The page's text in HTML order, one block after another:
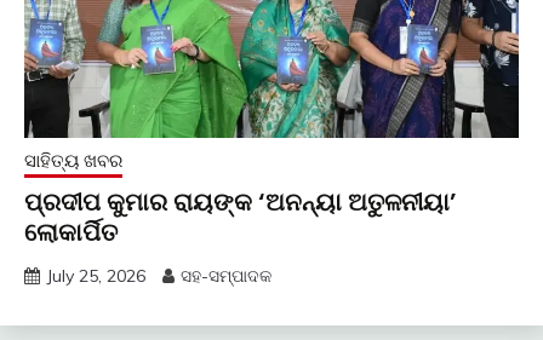
ସାହିତ୍ୟ ଖବର
ପ୍ରଦୀପ କୁମାର ରାୟଙ୍କ ‘ଅନନ୍ୟା ଅତୁଳନୀୟା’
ଲୋକାର୍ପିତ
July 25, 2026 ସହ-ସମ୍ପାଦକ